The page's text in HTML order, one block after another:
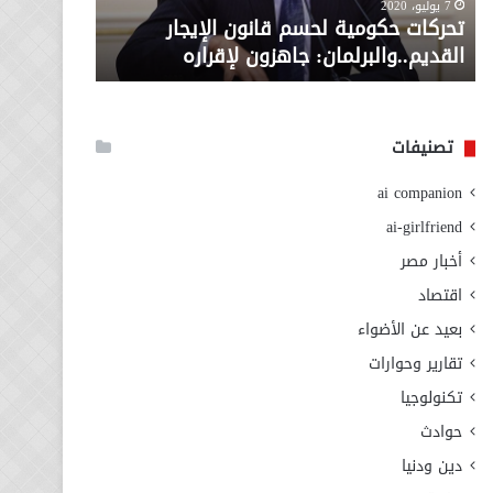
لإقراره
7 يوليو، 2020
تحركات حكومية لحسم قانون الإيجار
القديم..والبرلمان: جاهزون لإقراره
من
وزارة
الاجتماعي
تصنيفات
ai companion
ai-girlfriend
أخبار مصر
اقتصاد
بعيد عن الأضواء
تقارير وحوارات
تكنولوجيا
حوادث
دين ودنيا